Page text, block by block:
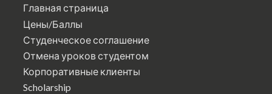
Главная страница
Цены/Баллы
Студенческое соглашение
Отмена уроков студентом
Корпоративные клиенты
Scholarship